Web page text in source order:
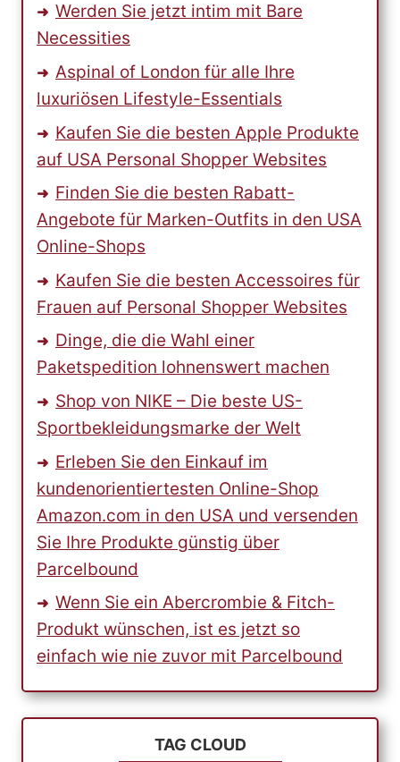
Werden Sie jetzt intim mit Bare
Necessities
Aspinal of London für alle Ihre
luxuriösen Lifestyle-Essentials
Kaufen Sie die besten Apple Produkte
auf USA Personal Shopper Websites
Finden Sie die besten Rabatt-
Angebote für Marken-Outfits in den USA
Online-Shops
Kaufen Sie die besten Accessoires für
Frauen auf Personal Shopper Websites
Dinge, die die Wahl einer
Paketspedition lohnenswert machen
Shop von NIKE – Die beste US-
Sportbekleidungsmarke der Welt
Erleben Sie den Einkauf im
kundenorientiertesten Online-Shop
Amazon.com in den USA und versenden
Sie Ihre Produkte günstig über
Parcelbound
Wenn Sie ein Abercrombie & Fitch-
Produkt wünschen, ist es jetzt so
einfach wie nie zuvor mit Parcelbound
TAG CLOUD